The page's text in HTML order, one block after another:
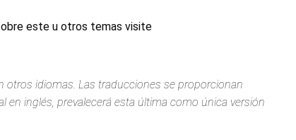
este u otros temas visite
otros idiomas. Las traducciones se proporcionan
en inglés, prevalecerá esta última como única versión